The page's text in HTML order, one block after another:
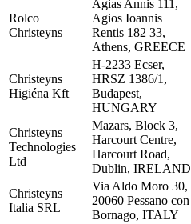
Rolco
Christeyns
Agias Annis 111,
Agios Ioannis
Rentis 182 33,
Athens, GREECE
Christeyns
Higiéna Kft
H-2233 Ecser,
HRSZ 1386/1,
Budapest,
HUNGARY
Christeyns
Technologies
Ltd
Mazars, Block 3,
Harcourt Centre,
Harcourt Road,
Dublin, IRELAND
Christeyns
Italia SRL
Via Aldo Moro 30,
20060 Pessano con
Bornago, ITALY